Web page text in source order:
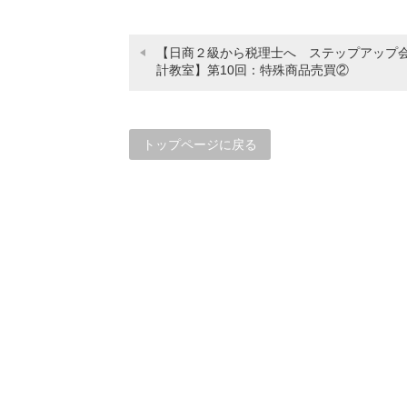
【日商２級から税理士へ ステップアップ
計教室】第10回：特殊商品売買②
トップページに戻る